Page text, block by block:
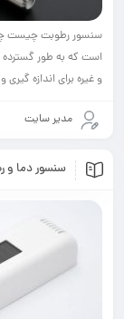
چه کاربردی دارد؟
در کاربردهای
گیری و نظارت بر رطوبت
۲۵ شهریور ۱۴۰۳
و رطوبت چیست و